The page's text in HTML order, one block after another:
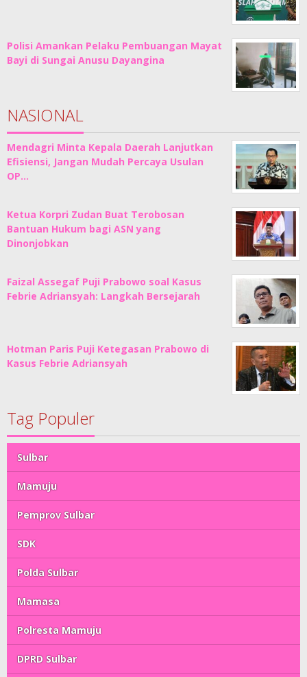
Polisi Amankan Pelaku Pembuangan Mayat
Bayi di Sungai Anusu Dayangina
NASIONAL
Mendagri Minta Kepala Daerah Lanjutkan
Efisiensi, Jangan Mudah Percaya Usulan
OP…
Ketua Korpri Zudan Buat Terobosan
Bantuan Hukum bagi ASN yang
Dinonjobkan
Faizal Assegaf Puji Prabowo soal Kasus
Febrie Adriansyah: Langkah Bersejarah
Hotman Paris Puji Ketegasan Prabowo di
Kasus Febrie Adriansyah
Tag Populer
Sulbar
Mamuju
Pemprov Sulbar
SDK
Polda Sulbar
Mamasa
Polresta Mamuju
DPRD Sulbar